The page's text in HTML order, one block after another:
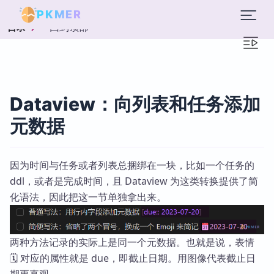
PKMER
目录 回到顶部
Dataview：向列表和任务添加
元数据
因为时间与任务或者列表总捆绑在一块，比如一个任务的
ddl，或者是完成时间，且 Dataview 为这类转换提供了简
化语法，因此把这一节单独拿出来。
两种方法记录的实际上是同一个元数据。也就是说，表情
🗓️ 对应的属性就是 due，即截止日期。用图像代表截止日